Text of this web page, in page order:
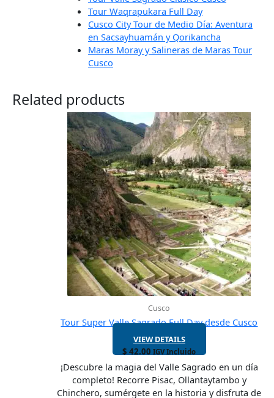
Tour Waqrapukara Full Day
Cusco City Tour de Medio Día: Aventura
en Sacsayhuamán y Qorikancha
Maras Moray y Salineras de Maras Tour
Cusco
Related products
Cusco
Tour Super Valle Sagrado Full Day desde Cusco
VIEW DETAILS
$ 42.00 IGV Incluido
¡Descubre la magia del Valle Sagrado en un día
completo! Recorre Pisac, Ollantaytambo y
Chinchero, sumérgete en la historia y disfruta de